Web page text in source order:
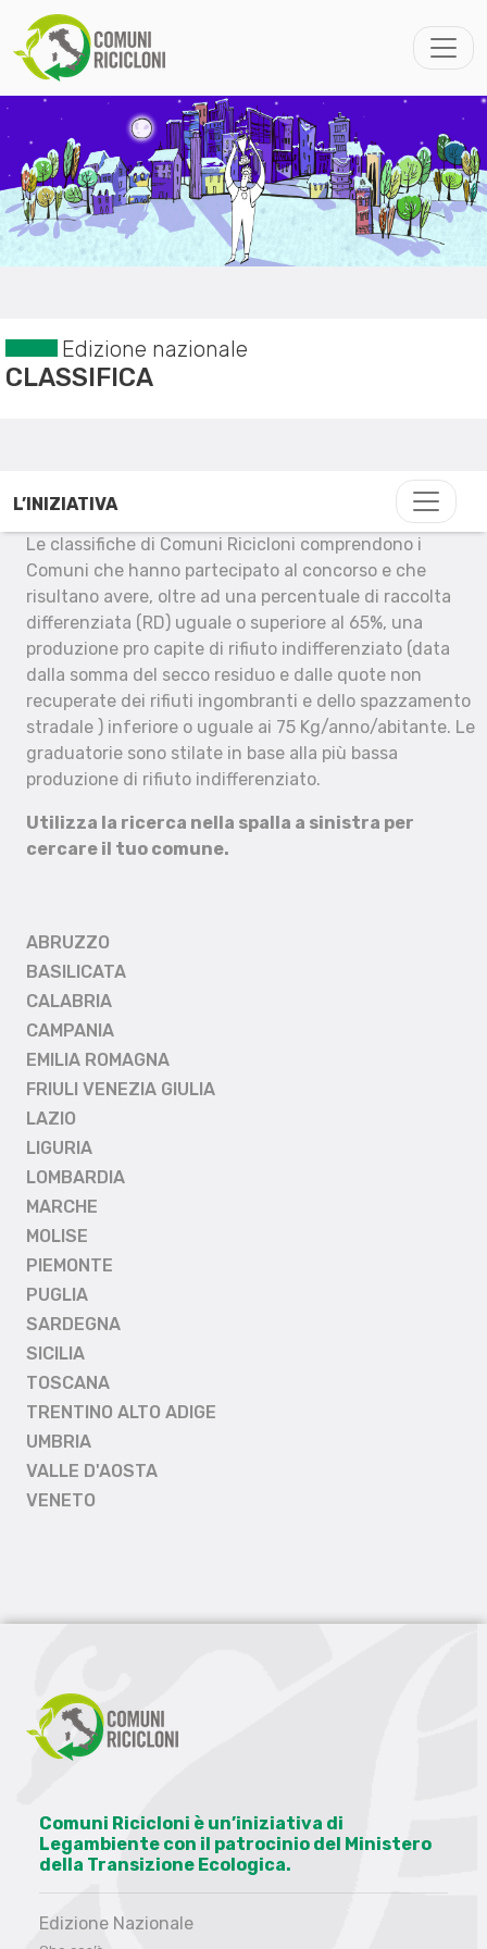
Edizione nazionale
CLASSIFICA
L’INIZIATIVA
Le classifiche di Comuni Ricicloni comprendono i
Comuni che hanno partecipato al concorso e che
risultano avere, oltre ad una percentuale di raccolta
differenziata (RD) uguale o superiore al 65%, una
produzione pro capite di rifiuto indifferenziato (data
dalla somma del secco residuo e dalle quote non
recuperate dei rifiuti ingombranti e dello spazzamento
stradale ) inferiore o uguale ai 75 Kg/anno/abitante. Le
graduatorie sono stilate in base alla più bassa
produzione di rifiuto indifferenziato.
Utilizza la ricerca nella spalla a sinistra per
cercare il tuo comune.
ABRUZZO
BASILICATA
CALABRIA
CAMPANIA
EMILIA ROMAGNA
FRIULI VENEZIA GIULIA
LAZIO
LIGURIA
LOMBARDIA
MARCHE
MOLISE
PIEMONTE
PUGLIA
SARDEGNA
SICILIA
TOSCANA
TRENTINO ALTO ADIGE
UMBRIA
VALLE D'AOSTA
VENETO
Comuni Ricicloni è un’iniziativa di
Legambiente con il patrocinio del Ministero
della Transizione Ecologica.
Edizione Nazionale